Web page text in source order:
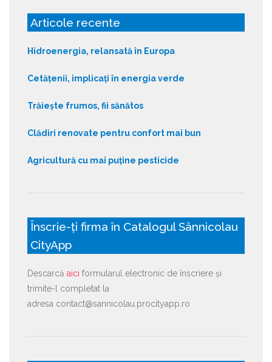
Articole recente
Hidroenergia, relansată în Europa
Cetățenii, implicați în energia verde
Trăiește frumos, fii sănătos
Clădiri renovate pentru confort mai bun
Agricultură cu mai puține pesticide
Înscrie-ți firma în Catalogul Sânnicolau
CityApp
Descarcă aici formularul electronic de înscriere și
trimite-l completat la
adresa contact@sannicolau.procityapp.ro